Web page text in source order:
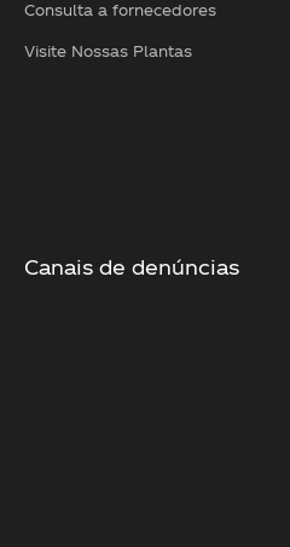
Consulta a fornecedores
Visite Nossas Plantas
Canais de denúncias